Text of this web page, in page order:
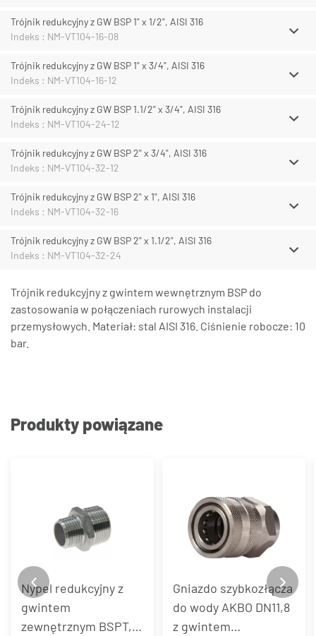
Trójnik redukcyjny z GW BSP 1" x 1/2", AISI 316
Indeks : NM-VT104-16-08
Trójnik redukcyjny z GW BSP 1" x 3/4", AISI 316
Indeks : NM-VT104-16-12
Trójnik redukcyjny z GW BSP 1.1/2" x 3/4", AISI 316
Indeks : NM-VT104-24-12
Trójnik redukcyjny z GW BSP 2" x 3/4", AISI 316
Indeks : NM-VT104-32-12
Trójnik redukcyjny z GW BSP 2" x 1", AISI 316
Indeks : NM-VT104-32-16
Trójnik redukcyjny z GW BSP 2" x 1.1/2", AISI 316
Indeks : NM-VT104-32-24
Trójnik redukcyjny z gwintem wewnętrznym BSP do
zastosowania w połączeniach rurowych instalacji
przemysłowych. Materiał: stal AISI 316. Ciśnienie robocze: 10
bar.
Produkty powiązane
Nypel redukcyjny z
gwintem
zewnętrznym BSPT,
Gniazdo szybkozłącza
do wody AKBO DN11,8
z gwintem